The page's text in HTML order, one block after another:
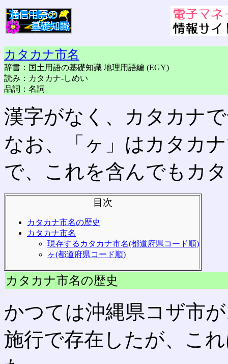
カタカナ市名
辞書：国土用語の基礎知識 地理用語編 (EGY)
読み：カタカナ-しめい
品詞：名詞
漢字がなく、カタカナ
なお、「ヶ」はカタカ
で、これを含んでもカ
目次
カタカナ市名の歴史
カタカナ市名
現存するカタカナ市名(都道府県コード順)
ヶ(都道府県コード順)
カタカナ市名の歴史
かつては沖縄県コザ市
施行で存在したが、こ